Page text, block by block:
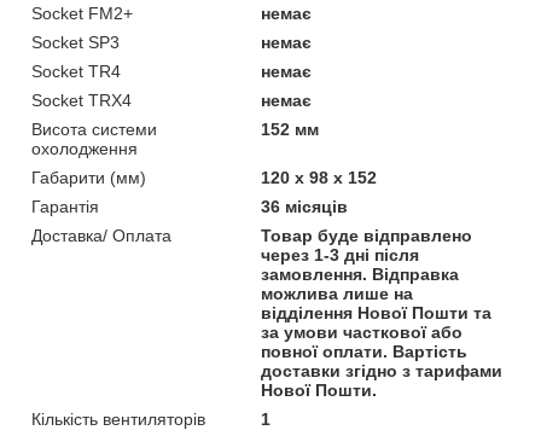
Socket FM2+
немає
Socket SP3
немає
Socket TR4
немає
Socket TRX4
немає
Висота системи
охолодження
152 мм
Габарити (мм)
120 х 98 х 152
Гарантія
36 місяців
Доставка/ Оплата
Товар буде відправлено
через 1-3 дні після
замовлення. Відправка
можлива лише на
відділення Нової Пошти та
за умови часткової або
повної оплати. Вартість
доставки згідно з тарифами
Нової Пошти.
Кількість вентиляторів
1